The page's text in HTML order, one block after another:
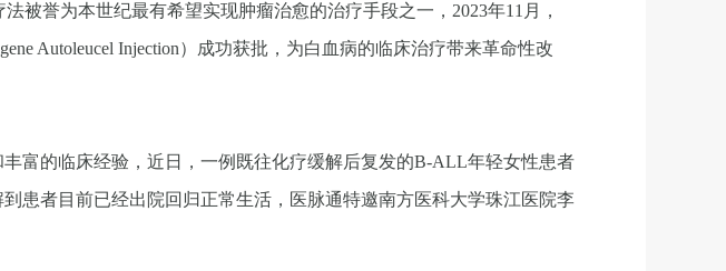
被誉为本世纪最有希望实现肿瘤治愈的治疗手段之一，2023年11月，
Autoleucel Injection）成功获批，为白血病的临床治疗带来革命性改
富的临床经验，近日，一例既往化疗缓解后复发的B-ALL年轻女性患者
患者目前已经出院回归正常生活，医脉通特邀南方医科大学珠江医院李